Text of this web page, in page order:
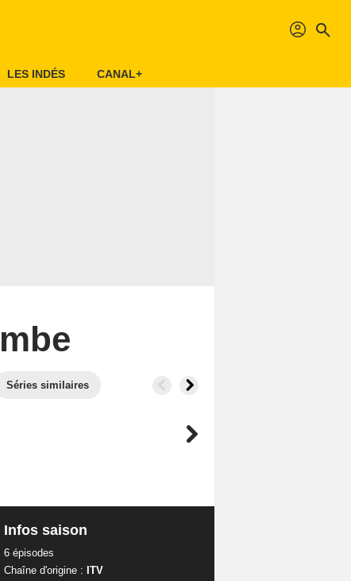
profil search
LES INDÉS CANAL+
Séries similaires
Infos saison
6 épisodes
Chaîne d'origine : ITV